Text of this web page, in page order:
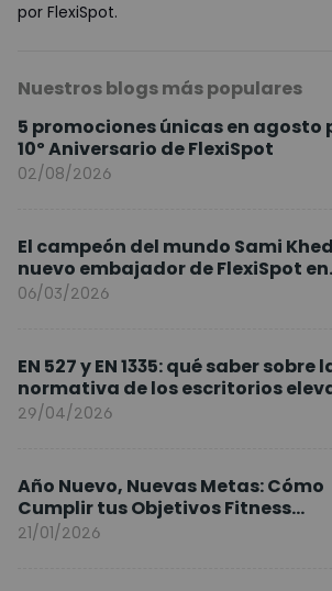
por FlexiSpot.
Nuestros blogs más populares
5 promociones únicas en agosto
10º Aniversario de FlexiSpot
02/08/2026
El campeón del mundo Sami
nuevo embajador de FlexiSpot en
Europa
06/03/2026
EN 527 y EN 1335: qué saber sobre
normativa de los escritorios
y sillas ergonómicas
29/04/2026
Año Nuevo, Nuevas Metas: Cómo
Cumplir tus Objetivos Fitness
Entrenando en Casa
21/01/2026